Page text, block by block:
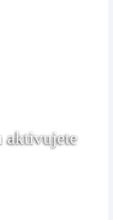
aktivujete